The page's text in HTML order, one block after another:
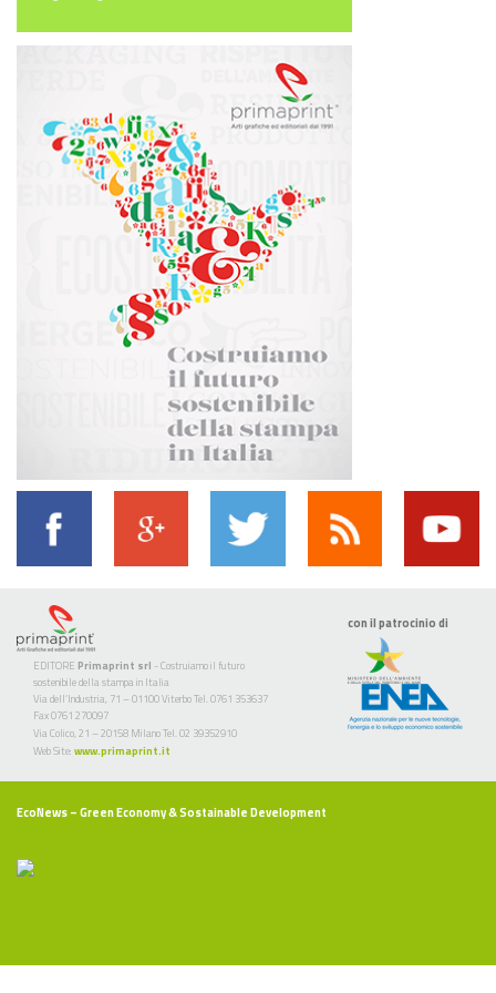
EDITORE Primaprint srl - Costruiamo il futuro
sostenibile della stampa in Italia
Via dell’Industria, 71 – 01100 Viterbo Tel. 0761 353637
Fax 0761 270097
Via Colico, 21 – 20158 Milano Tel. 02 39352910
Web Site: www.primaprint.it
con il patrocinio di
EcoNews– Green Economy & Sostainable Development